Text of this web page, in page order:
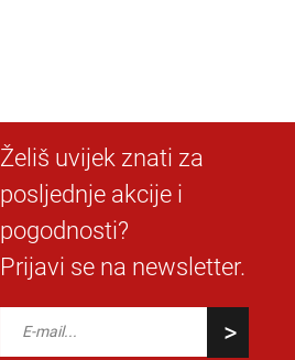
Želiš uvijek znati za
posljednje akcije i
pogodnosti?
Prijavi se na newsletter.